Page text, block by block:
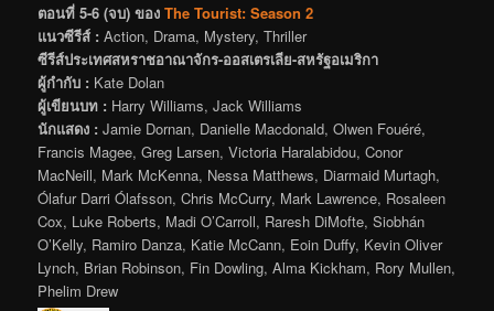
ตอนที่ 5-6 (จบ) ของ The Tourist: Season 2
แนวซีรีส์ : Action, Drama, Mystery, Thriller
ซีรีส์ประเทศสหราชอาณาจักร-ออสเตรเลีย-สหรัฐอเมริกา
ผู้กำกับ : Kate Dolan
ผู้เขียนบท : Harry Williams, Jack Williams
นักแสดง : Jamie Dornan, Danielle Macdonald, Olwen Fouéré,
Francis Magee, Greg Larsen, Victoria Haralabidou, Conor
MacNeill, Mark McKenna, Nessa Matthews, Diarmaid Murtagh,
Ólafur Darri Ólafsson, Chris McCurry, Mark Lawrence, Rosaleen
Cox, Luke Roberts, Madi O’Carroll, Raresh DiMofte, Siobhán
O’Kelly, Ramiro Danza, Katie McCann, Eoin Duffy, Kevin Oliver
Lynch, Brian Robinson, Fin Dowling, Alma Kickham, Rory Mullen,
Phelim Drew